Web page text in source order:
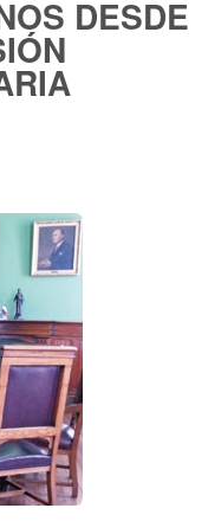
DESDE